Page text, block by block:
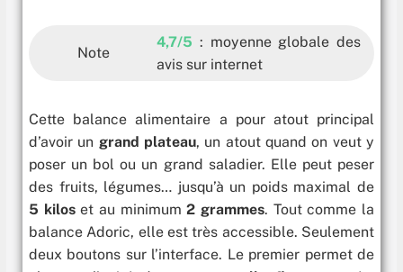
Note
4,7/5 : moyenne globale des
avis sur internet
Cette balance alimentaire a pour atout principal
d’avoir un grand plateau, un atout quand on veut y
poser un bol ou un grand saladier. Elle peut peser
des fruits, légumes… jusqu’à un poids maximal de
5 kiloset au minimum2 grammes. Tout comme la
balance Adoric, elle est très accessible. Seulement
deux boutons sur l’interface. Le premier permet de